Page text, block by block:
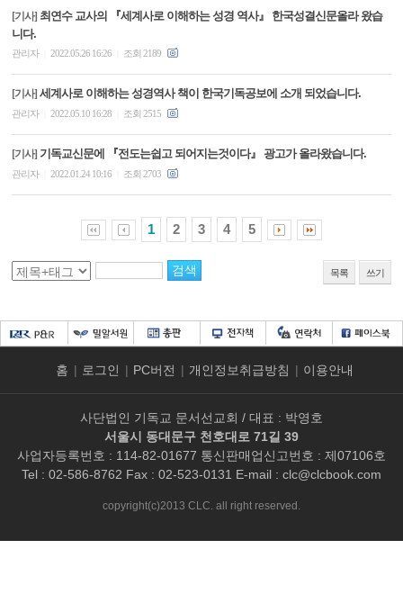
[기사] 최연수 교사의 『세계사로 이해하는 성경 역사』 한국성결신문올라 왔습
니다.
관리자 2022.05.26 16:26 조회 2189
[기사] 세계사로 이해하는 성경역사 책이 한국기독공보에 소개 되었습니다.
관리자 2022.05.10 16:28 조회 2515
[기사] 기독교신문에 『전도는쉽고 되어지는것이다』 광고가 올라왔습니다.
관리자 2022.01.24 10:16 조회 2703
1 2 3 4 5
목록 쓰기
홈 | 로그인 | PC버전 | 개인정보취급방침 | 이용안내
사단법인 기독교 문서선교회 / 대표 : 박영호
서울시 동대문구 천호대로 71길 39
사업자등록번호 : 114-82-01677 통신판매업신고번호 : 제07106호
Tel : 02-586-8762 Fax : 02-523-0131 E-mail : clc@clcbook.com
copyright(c)2013 CLC. all right reserved.